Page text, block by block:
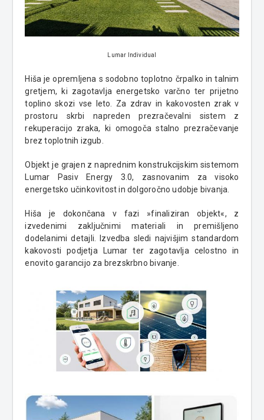
Lumar Individual
Hiša je opremljena s sodobno toplotno črpalko in talnim
gretjem, ki zagotavlja energetsko varčno ter prijetno
toplino skozi vse leto. Za zdrav in kakovosten zrak v
prostoru skrbi napreden prezračevalni sistem z
rekuperacijo zraka, ki omogoča stalno prezračevanje
brez toplotnih izgub.
Objekt je grajen z naprednim konstrukcijskim sistemom
Lumar Pasiv Energy 3.0, zasnovanim za visoko
energetsko učinkovitost in dolgoročno udobje bivanja.
Hiša je dokončana v fazi »finaliziran objekt«, z
izvedenimi zaključnimi materiali in premišljeno
dodelanimi detajli. Izvedba sledi najvišjim standardom
kakovosti podjetja Lumar ter zagotavlja celostno in
enovito garancijo za brezskrbno bivanje.